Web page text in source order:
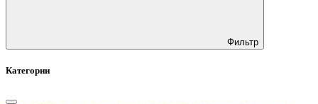
Фильтр
Категории